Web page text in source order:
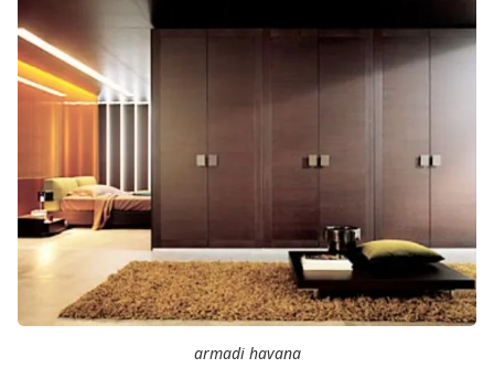
armadi havana